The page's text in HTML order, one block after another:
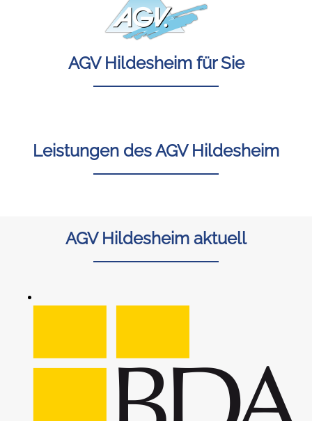
AGV Hildesheim für Sie
Leistungen des AGV Hildesheim
AGV Hildesheim aktuell